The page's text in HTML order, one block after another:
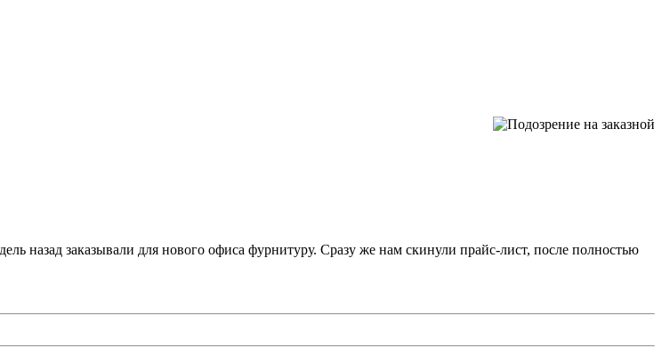
назад заказывали для нового офиса фурнитуру. Сразу же нам скинули прайс-лист, после полностью